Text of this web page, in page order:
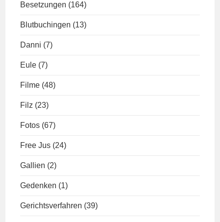
Besetzungen (164)
Blutbuchingen (13)
Danni (7)
Eule (7)
Filme (48)
Filz (23)
Fotos (67)
Free Jus (24)
Gallien (2)
Gedenken (1)
Gerichtsverfahren (39)